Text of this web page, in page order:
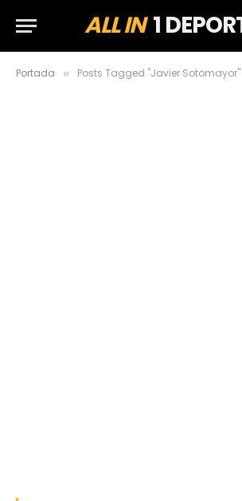
ALL IN1
Portada » Posts Tagged "Javier Sotomayor"